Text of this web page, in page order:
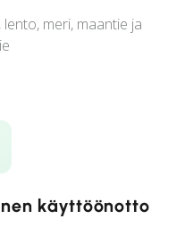
lento, meri, maantie ja
käyttöönotto